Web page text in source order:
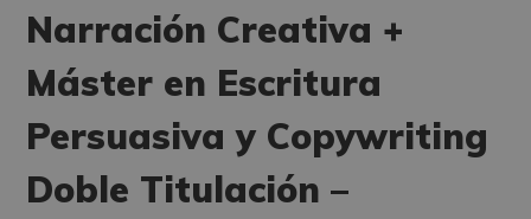
Narración Creativa +
Máster en Escritura
Persuasiva y Copywriting
Doble Titulación –